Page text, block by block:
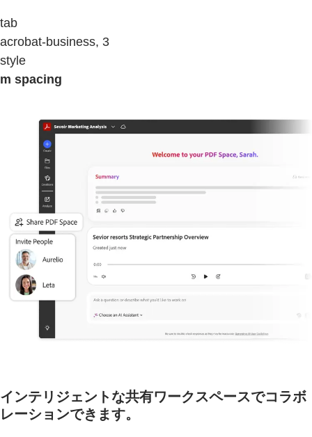
tab
acrobat-business, 3
style
m spacing
インテリジェントな共有ワークスペースでコラボ
レーションできます。